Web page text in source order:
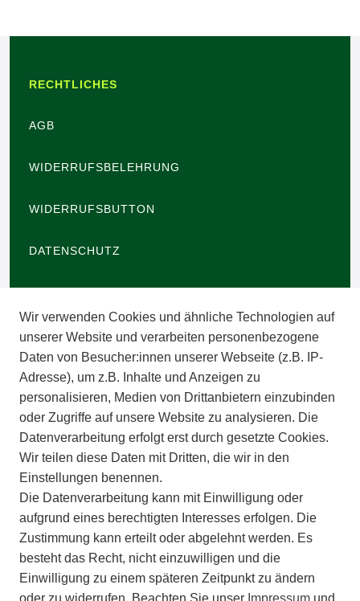
RECHTLICHES
AGB
WIDERRUFSBELEHRUNG
WIDERRUFSBUTTON
DATENSCHUTZ
IMPRESSUM
INFORMATIONEN
ZAHLUNGSARTEN
VERSAND
BATTERIEENTSORGUNG
VERANSTALTUNGEN
APOTHEKERSCHRANK
Wir verwenden Cookies und ähnliche Technologien auf
unserer Website und verarbeiten personenbezogene
Daten von Besucher:innen unserer Webseite (z.B. IP-
Adresse), um z.B. Inhalte und Anzeigen zu
personalisieren, Medien von Drittanbietern einzubinden
oder Zugriffe auf unsere Website zu analysieren. Die
Datenverarbeitung erfolgt erst durch gesetzte Cookies.
Wir teilen diese Daten mit Dritten, die wir in den
Einstellungen benennen.
Die Datenverarbeitung kann mit Einwilligung oder
aufgrund eines berechtigten Interesses erfolgen. Die
Zustimmung kann erteilt oder abgelehnt werden. Es
besteht das Recht, nicht einzuwilligen und die
Einwilligung zu einem späteren Zeitpunkt zu ändern
oder zu widerrufen. Beachten Sie unser Impressum und